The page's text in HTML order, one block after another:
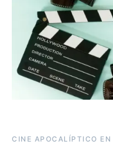
CINE APOCALÍPTICO EN